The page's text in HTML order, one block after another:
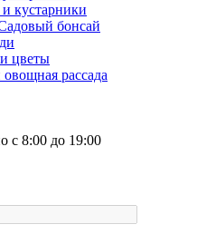
кустарники
бонсай
цветы
рассада
с 8:00 до 19:00